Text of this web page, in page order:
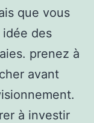
que vous
idée des
prenez à
avant
à investir